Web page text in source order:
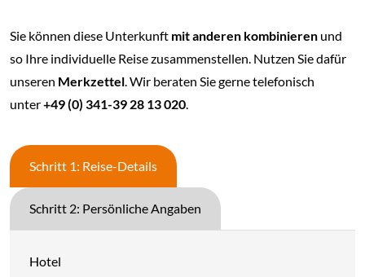
Sie können diese Unterkunft mit anderen kombinieren und
so Ihre individuelle Reise zusammenstellen. Nutzen Sie dafür
unseren Merkzettel . Wir beraten Sie gerne telefonisch
unter+49 (0) 341-39 28 13 020
Schritt 1: Reise-Details
Schritt 2: Persönliche Angaben
Hotel